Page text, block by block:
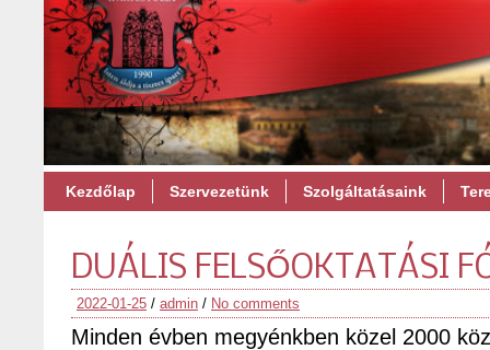
Kezdőlap Szervezetünk Szolgáltatásaink
DUÁLIS FELSŐOKTATÁSI
2022-01-25 / admin / No comments
Minden évben megyénkben közel 2000